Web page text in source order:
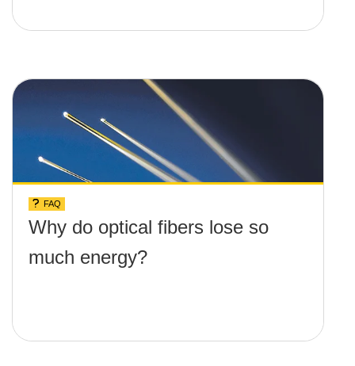
FAQ
Why do optical fibers lose so
much energy?